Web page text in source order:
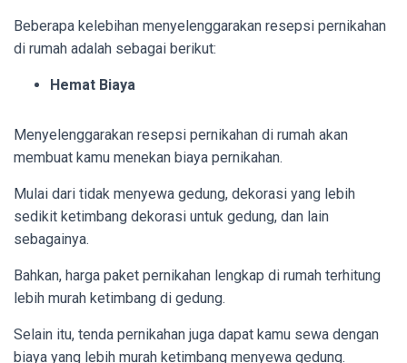
Beberapa kelebihan menyelenggarakan resepsi pernikahan
di rumah adalah sebagai berikut:
Hemat Biaya
Menyelenggarakan resepsi pernikahan di rumah akan
membuat kamu menekan biaya pernikahan.
Mulai dari tidak menyewa gedung, dekorasi yang lebih
sedikit ketimbang dekorasi untuk gedung, dan lain
sebagainya.
Bahkan, harga paket pernikahan lengkap di rumah terhitung
lebih murah ketimbang di gedung.
Selain itu, tenda pernikahan juga dapat kamu sewa dengan
biaya yang lebih murah ketimbang menyewa gedung.